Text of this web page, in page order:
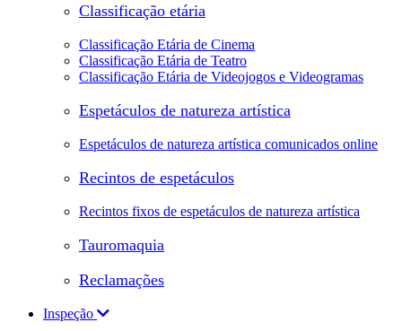
Classificação etária
Classificação Etária de Cinema
Classificação Etária de Teatro
Classificação Etária de Videojogos e Videogramas
Espetáculos de natureza artística
Espetáculos de natureza artística comunicados online
Recintos de espetáculos
Recintos fixos de espetáculos de natureza artística
Tauromaquia
Reclamações
Inspeção